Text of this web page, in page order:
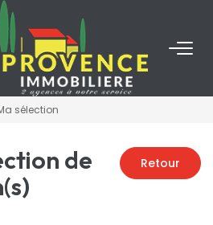
ACHETER
ESTIMER
sélection
de